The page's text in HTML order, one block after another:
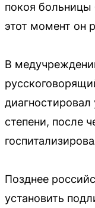
покоя
этот момент он
В
степени, после
Позднее
установить